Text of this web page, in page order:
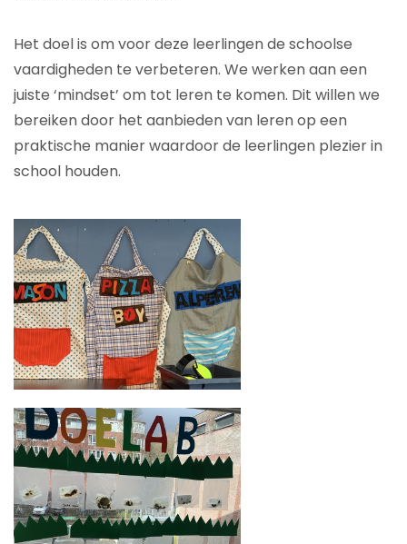
Het doel is om voor deze leerlingen de schoolse
vaardigheden te verbeteren. We werken aan een
juiste ‘mindset’ om tot leren te komen. Dit willen we
bereiken door het aanbieden van leren op een
praktische manier waardoor de leerlingen plezier in
school houden.